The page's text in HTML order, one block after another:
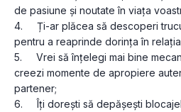
de pasiune și noutate în viața
4.     Ți-ar plăcea să descoperi
pentru a reaprinde dorința în
5.     Vrei să înțelegi mai bine
creezi momente de apropiere
partener;
6.     Îți dorești să depășești